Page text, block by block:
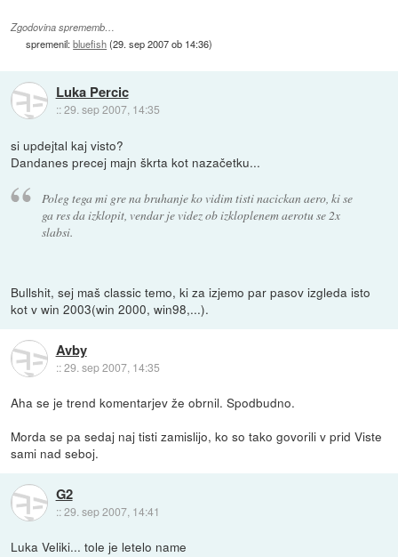
Zgodovina sprememb…
spremenil:bluefish(29. sep 2007 ob 14:36)
Luka Percic
::29. sep 2007, 14:35
si updejtal kaj visto?
Dandanes precej majn škrta kot nazačetku...
Poleg tega mi gre na bruhanje ko vidim tisti nacickan aero, ki se
ga res da izklopit, vendar je videz ob izkloplenem aerotu se 2x
slabsi.
Bullshit, sej maš classic temo, ki za izjemo par pasov izgleda isto
kot v win 2003(win 2000, win98,...).
Avby
::29. sep 2007, 14:35
Aha se je trend komentarjev že obrnil. Spodbudno.
Morda se pa sedaj naj tisti zamislijo, ko so tako govorili v prid Viste
sami nad seboj.
G2
::29. sep 2007, 14:41
Luka Veliki... tole je letelo name